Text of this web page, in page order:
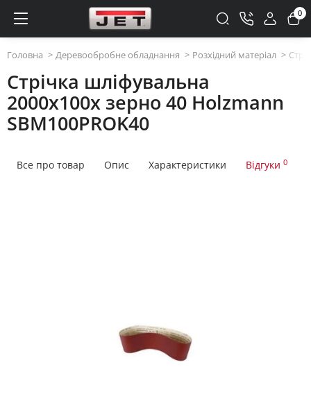
0
Головна Деревообробне обладнання Розхідний матеріал
Стрічка шліфувальна
2000x100x зерно 40 Holzmann
SBM100PROK40
Все про товар Опис Характеристики Відгуки 0